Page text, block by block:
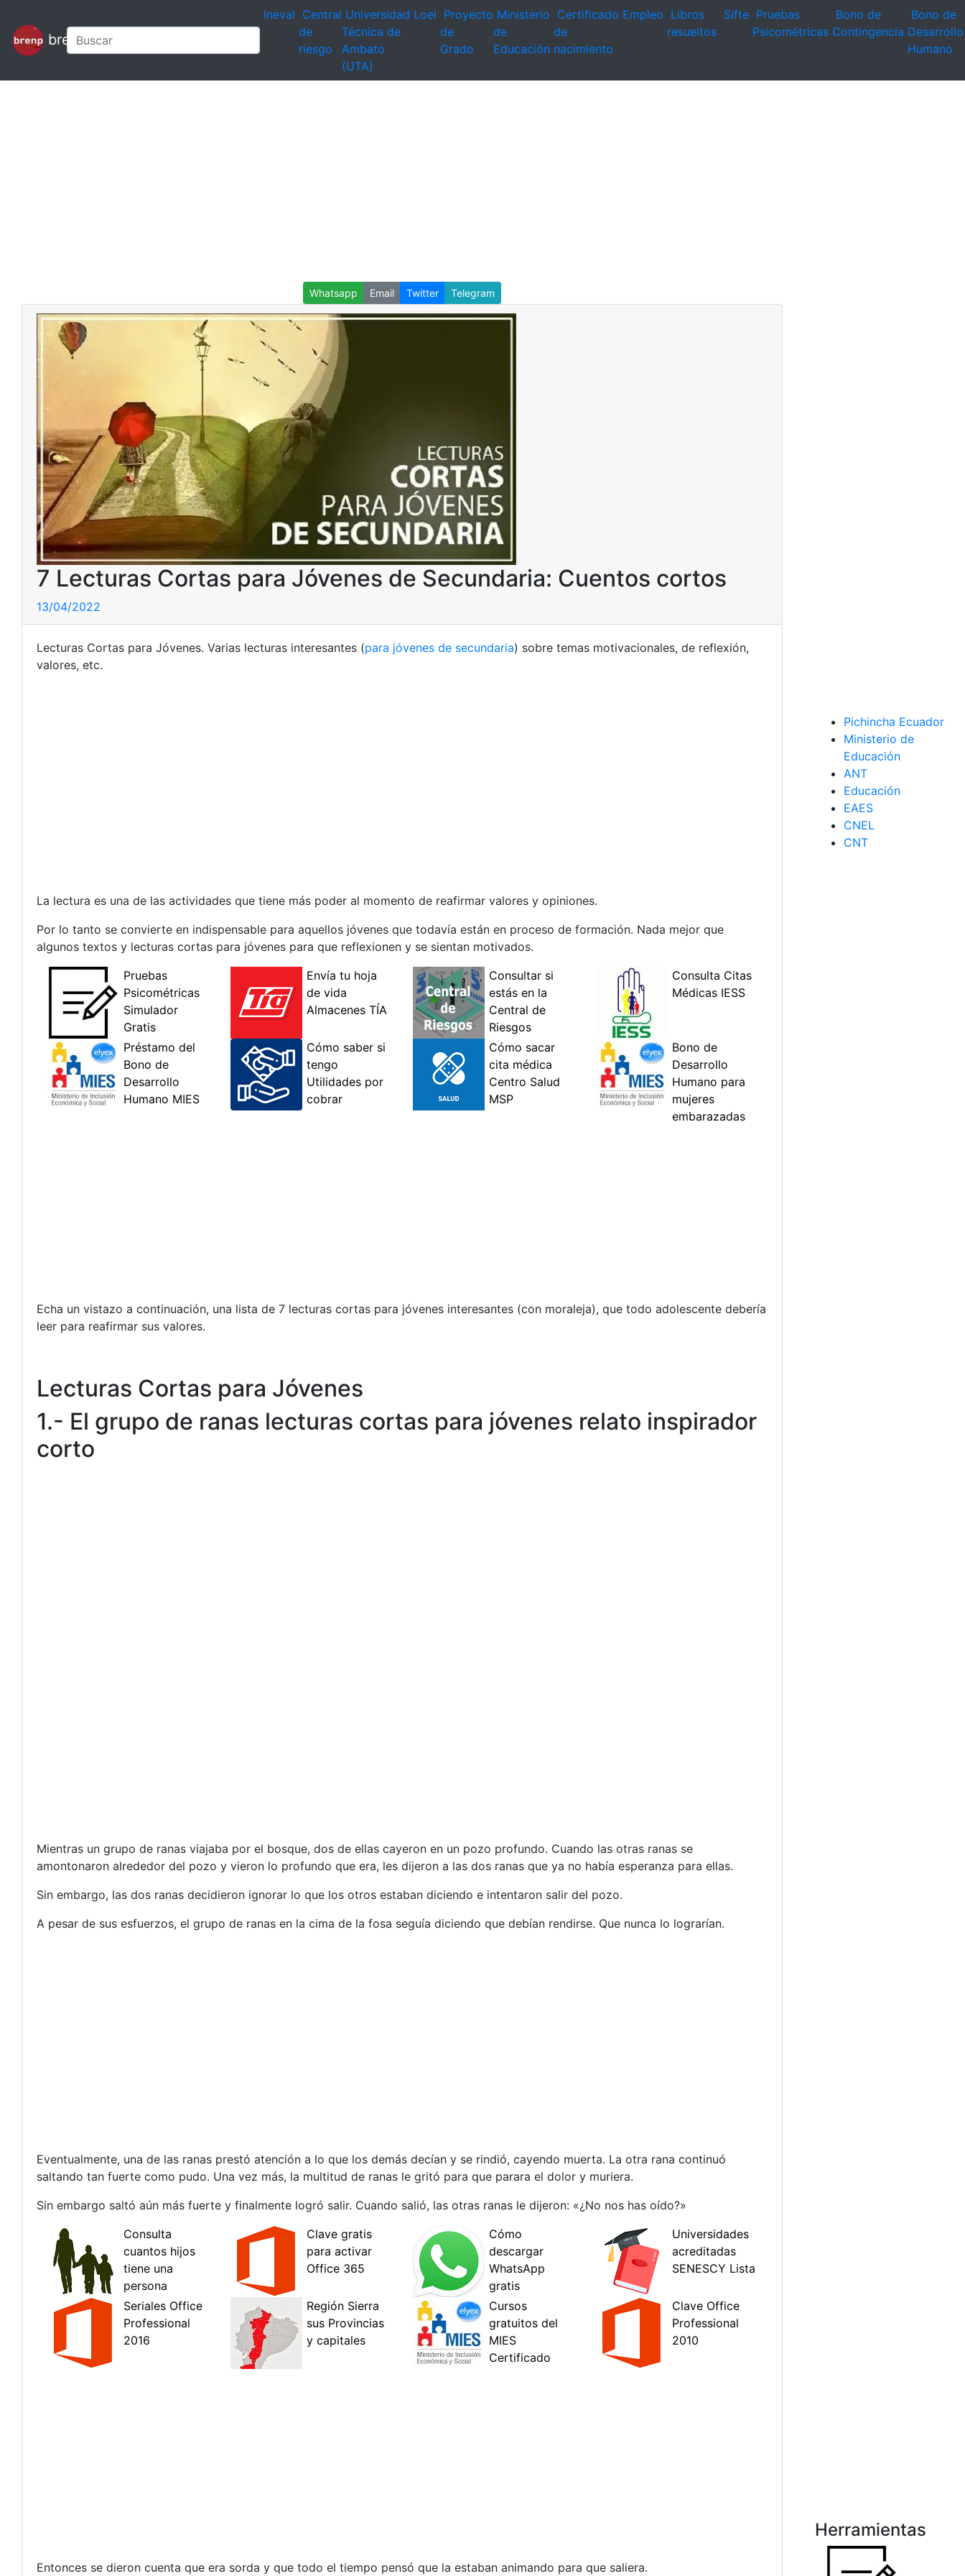
brenp
Ineval Central
de
riesgo
Universidad
Técnica de
Ambato
(UTA)
Loei Proyecto
de
Grado
Ministerio
de
Educación
Certificado
de
nacimiento
Empleo Libros
resueltos
Sifte Pruebas
Psicométricas
Bono de
Contingencia
Bono de
Desarrollo
Humano
Whatsapp Email Twitter Telegram
7 Lecturas Cortas para Jóvenes de Secundaria: Cuentos cortos
13/04/2022
Lecturas Cortas para Jóvenes. Varias lecturas interesantes (para jóvenes de secundaria) sobre temas motivacionales, de reflexión,
valores, etc.
La lectura es una de las actividades que tiene más poder al momento de reafirmar valores y opiniones.
Por lo tanto se convierte en indispensable para aquellos jóvenes que todavía están en proceso de formación. Nada mejor que
algunos textos y lecturas cortas para jóvenes para que reflexionen y se sientan motivados.
Echa un vistazo a continuación, una lista de 7 lecturas cortas para jóvenes interesantes (con moraleja), que todo adolescente debería
leer para reafirmar sus valores.
Lecturas Cortas para Jóvenes
1.- El grupo de ranas lecturas cortas para jóvenes relato inspirador
corto
Mientras un grupo de ranas viajaba por el bosque, dos de ellas cayeron en un pozo profundo. Cuando las otras ranas se
amontonaron alrededor del pozo y vieron lo profundo que era, les dijeron a las dos ranas que ya no había esperanza para ellas.
Sin embargo, las dos ranas decidieron ignorar lo que los otros estaban diciendo e intentaron salir del pozo.
A pesar de sus esfuerzos, el grupo de ranas en la cima de la fosa seguía diciendo que debían rendirse. Que nunca lo lograrían.
Eventualmente, una de las ranas prestó atención a lo que los demás decían y se rindió, cayendo muerta. La otra rana continuó
saltando tan fuerte como pudo. Una vez más, la multitud de ranas le gritó para que parara el dolor y muriera.
Sin embargo saltó aún más fuerte y finalmente logró salir. Cuando salió, las otras ranas le dijeron: «¿No nos has oído?»
Entonces se dieron cuenta que era sorda y que todo el tiempo pensó que la estaban animando para que saliera.
Pichincha Ecuador
Ministerio de
Educación
ANT
Educación
EAES
CNEL
CNT
Herramientas